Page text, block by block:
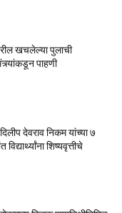
खचलेल्या पुलाची
पाहणी
देवराव निकम यांच्या ७
शिष्यवृत्तीचे